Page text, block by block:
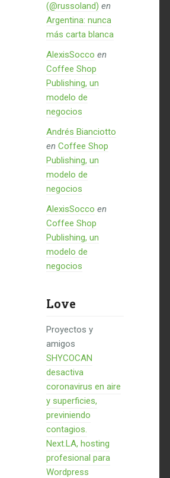
(@russoland) en
Argentina: nunca
más carta blanca
AlexisSocco en
Coffee Shop
Publishing, un
modelo de
negocios
Andrés Bianciotto
en Coffee Shop
Publishing, un
modelo de
negocios
AlexisSocco en
Coffee Shop
Publishing, un
modelo de
negocios
Love
Proyectos y
amigos
SHYCOCAN
desactiva
coronavirus en aire
y superficies,
previniendo
contagios.
Next.LA, hosting
profesional para
Wordpress